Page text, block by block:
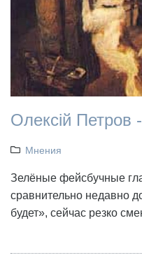
Олексій Петров
Мнения
Зелёные фейсбучные
сравнительно недавно
будет», сейчас резко